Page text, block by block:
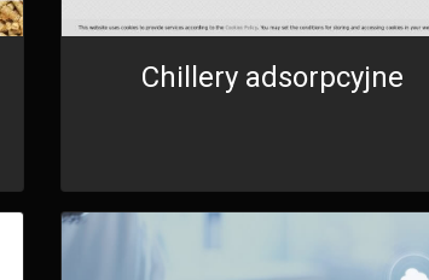
Chillery adsorpcyjne